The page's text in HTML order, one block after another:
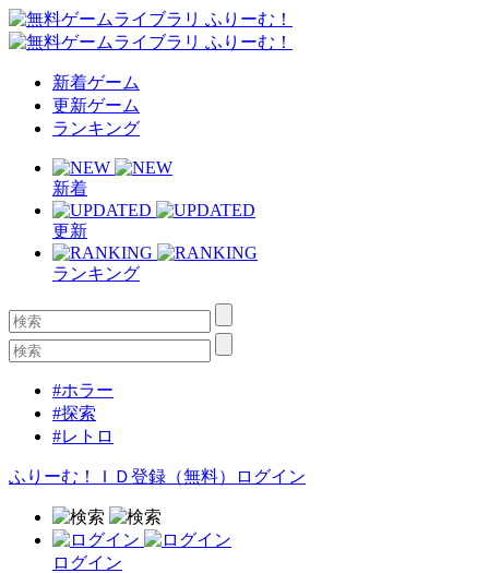
新着ゲーム
更新ゲーム
ランキング
新着
更新
ランキング
#ホラー
#探索
#レトロ
ふりーむ！ＩＤ登録（無料） ログイン
ログイン